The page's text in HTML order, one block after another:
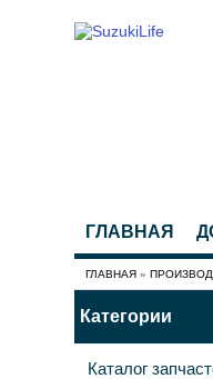
ГЛАВНАЯ
ГЛАВНАЯ »
Категории
Каталог